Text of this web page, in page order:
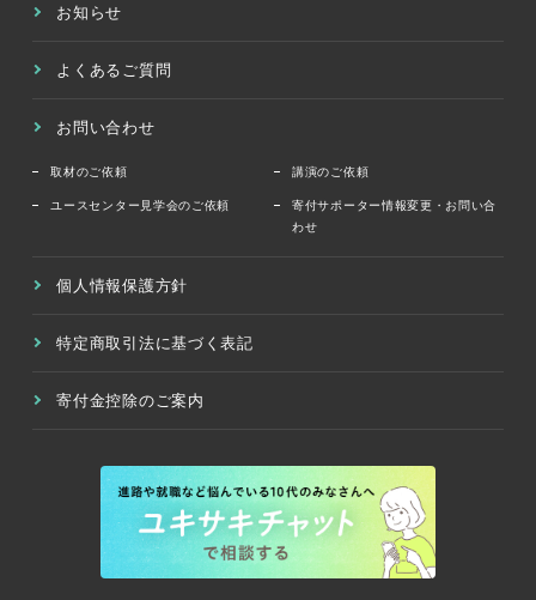
お知らせ
よくあるご質問
お問い合わせ
取材のご依頼 講演のご依頼
ユースセンター見学会のご依頼
寄付サポーター情報変更・お問い合
わせ
個人情報保護方針
特定商取引法に基づく表記
寄付金控除のご案内